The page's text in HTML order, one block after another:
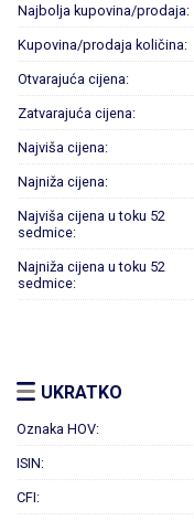
Najbolja kupovina/prodaja:
Kupovina/prodaja količina:
Otvarajuća cijena:
Zatvarajuća cijena:
Najviša cijena:
Najniža cijena:
Najviša cijena u toku 52
sedmice:
Najniža cijena u toku 52
sedmice:
UKRATKO
Oznaka HOV:
ISIN:
CFI: